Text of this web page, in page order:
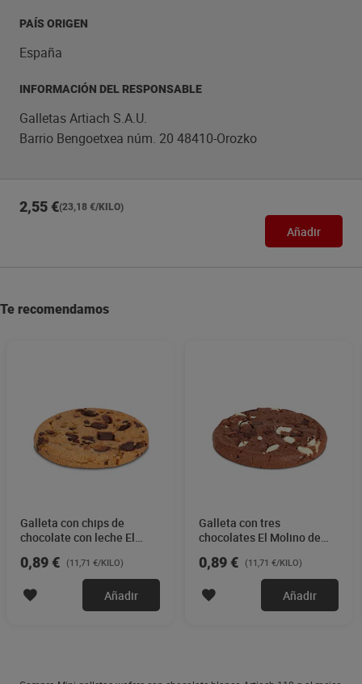
PAÍS ORIGEN
España
INFORMACIÓN DEL RESPONSABLE
Galletas Artiach S.A.U.
Barrio Bengoetxea núm. 20 48410-Orozko
2,55 €(23,18 €/KILO)
Añadir
Te recomendamos
Galleta con chips de
chocolate con leche El
0,89 € (11,71 €/KILO)
Añadir
Galleta con tres
chocolates El Molino de
0,89 € (11,71 €/KILO)
Añadir